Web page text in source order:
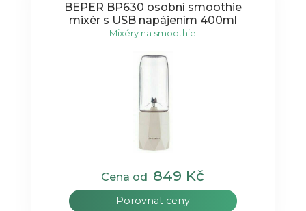
BEPER BP630 osobní smoothie
mixér s USB napájením 400ml
Mixéry na smoothie
Cena od 849 Kč
Porovnat ceny